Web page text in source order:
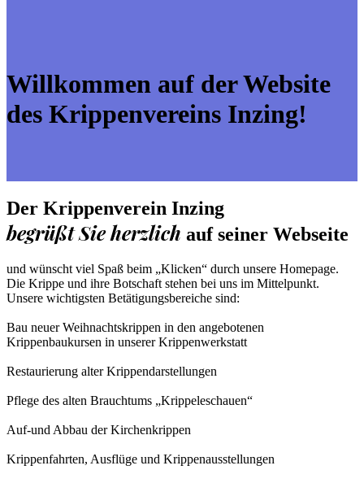
Willkommen auf der Website
des Krippenvereins Inzing!
Der Krippenverein Inzing
begrüßt Sie herzlich auf seiner Webseite
und wünscht viel Spaß beim „Klicken“ durch unsere Homepage.
Die Krippe und ihre Botschaft stehen bei uns im Mittelpunkt.
Unsere wichtigsten Betätigungsbereiche sind:
Bau neuer Weihnachtskrippen in den angebotenen
Krippenbaukursen in unserer Krippenwerkstatt
Restaurierung alter Krippendarstellungen
Pflege des alten Brauchtums „Krippeleschauen“
Auf-und Abbau der Kirchenkrippen
Krippenfahrten, Ausflüge und Krippenausstellungen